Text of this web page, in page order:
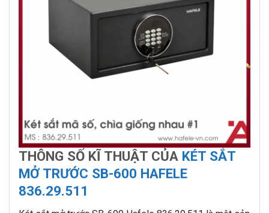
THÔNG SỐ KĨ THUẬT CỦA KÉT SẮT
MỞ TRƯỚC SB-600 HAFELE
836.29.511